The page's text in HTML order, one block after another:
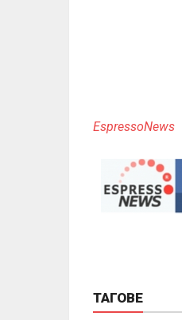
EspressoNews
ТАГОВЕ